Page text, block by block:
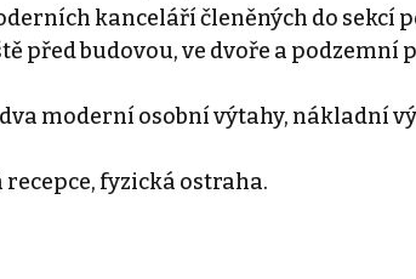
kanceláří členěných do sekcí
před budovou, ve dvoře a podzemní
moderní osobní výtahy, nákladní
recepce, fyzická ostraha.